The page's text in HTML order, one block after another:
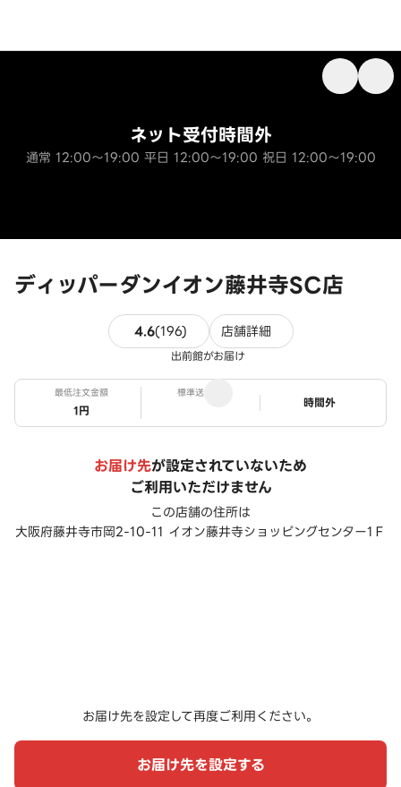
ディッパーダンイオン藤井寺SC店
ネット受付時間外
通常 12:00～19:00 平日 12:00～19:00 祝日 12:00～19:00
4.6(196)196件のレビュー
店舗詳細
出前館がお届け
最低注文金額
1円
標準送料
ステータス
時間外
お届け先が設定されていないため
ご利用いただけません
この店舗の住所は
大阪府藤井寺市岡2-10-11 イオン藤井寺ショッピングセンター1Ｆ
お届け先を設定して再度ご利用ください。
お届け先を設定する